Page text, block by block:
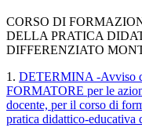
CORSO DI
DELLA PRATICA
DIFFERENZIATO
1. DETERMINA -Avviso
FORMATORE per le
docente, peril corso di
pratica didattico-educativa